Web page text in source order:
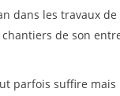
dans les travaux
de son
parfois suffire